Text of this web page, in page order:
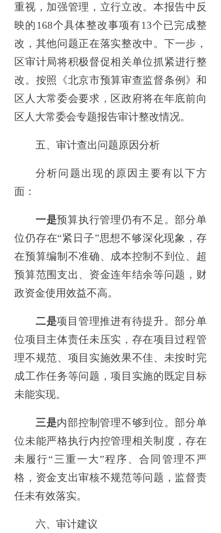
重视，加强管理，立行立改。本报告中反
映的 168个具体整改事项有13个已完成整
改 ，其他问题正在落实整改中。下一步，
区审计局将积极督促相关单位抓紧进行整
改。 按照《北京市预算审查监督条例》和
区人大常委会要求，区政府将在年底前向
区人大常委会专题报告审计整改情况。
五、审计查出问题原因分析
分析问题出现的原因主要有以下方
面：
一是预算执行管理仍有不足。部分单
位仍存在“紧日子”思想不够深化现象，存
在预算编制不准确、成本控制不到位、超
预算范围支出、资金连年结余等问题，财
政资金使用效益不高。
二是项目管理推进有待提升。部分单
位项目主体责任未压实，存在项目过程管
理不规范、项目实施效果不佳、未按时完
成工作任务等问题，项目实施的既定目标
未能实现。
三是内部控制管理不够到位。部分单
位未能严格执行内控管理相关制度，存在
未履行“三重一大”程序 、合同管理不严
格，资金支出审核不规范等问题，监督责
任未有效落实。
六、审计建议